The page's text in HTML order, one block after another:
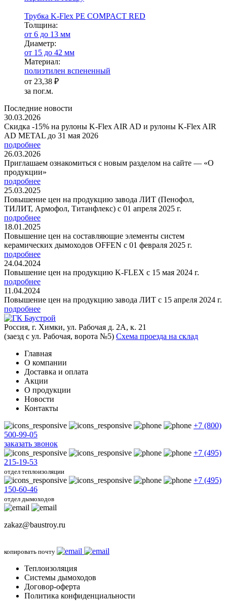
Трубка K-Flex PE COMPACT RED
Тол­щи­на:
от 6 до 13 мм
Диаметр:
от 15 до 42 мм
Ма­­те­­ри­­ал:
полиэтилен вспененный
от 23,38 ₽
за пог.м.
Последние новости
30.03.2026
Скидка -15% на рулоны K-Flex AIR AD и рулоны K-Flex AIR
AD METAL до 31 мая 2026
подробнее
26.03.2026
Приглашаем ознакомиться с новым разделом на сайте — «О
продукции»
подробнее
25.03.2025
Повышение цен на продукцию завода ЛИТ (Пенофол,
ТИЛИТ, Армофол, Титанфлекс) с 01 апреля 2025 г.
подробнее
18.01.2025
Повышение цен на составляющие элементы систем
керамических дымоходов OFFEN с 01 февраля 2025 г.
подробнее
24.04.2024
Повышение цен на продукцию K-FLEX с 15 мая 2024 г.
подробнее
11.04.2024
Повышение цен на продукцию завода ЛИТ с 15 апреля 2024 г.
подробнее
Россия, г. Химки, ул. Рабочая д. 2А, к. 21
(заезд с ул. Рабочая, ворота №5) Схема проезда на склад
Главная
О компании
Доставка и оплата
Акции
О продукции
Новости
Контакты
+7 (800)
500-99-05
заказать звонок
+7 (495)
215-19-53
отдел теплоизоляции
+7 (495)
150-60-46
отдел дымоходов
zakaz@baustroy.ru
копировать почту
Теплоизоляция
Системы дымоходов
Договор-оферта
Политика конфиденциальности